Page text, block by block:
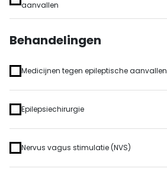
aanvallen
Behandelingen
Medicijnen tegen epileptische aanvallen
Epilepsiechirurgie
Nervus vagus stimulatie (NVS)